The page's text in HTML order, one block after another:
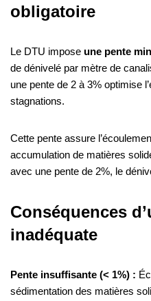
obligatoire
Le DTU impose une pente
de dénivelé par mètre de
une pente de 2 à 3% optimise
stagnations.
Cette pente assure
accumulation de matières
avec une pente de 2%, le
Conséquences
inadéquate
Pente insuffisante (< 1%) :
sédimentation des matières